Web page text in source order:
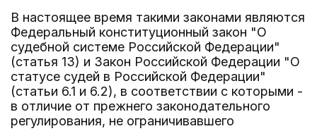
В настоящее время такими законами являются
Федеральный конституционный закон "О
судебной системе Российской Федерации"
(статья 13) и Закон Российской Федерации "О
статусе судей в Российской Федерации"
(статьи 6.1 и 6.2), в соответствии с которыми -
в отличие от прежнего законодательного
регулирования, не ограничивавшего